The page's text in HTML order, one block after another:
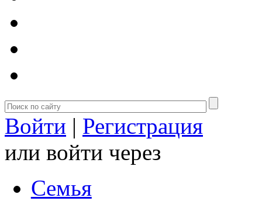
Войти | Регистрация
или войти через
Семья